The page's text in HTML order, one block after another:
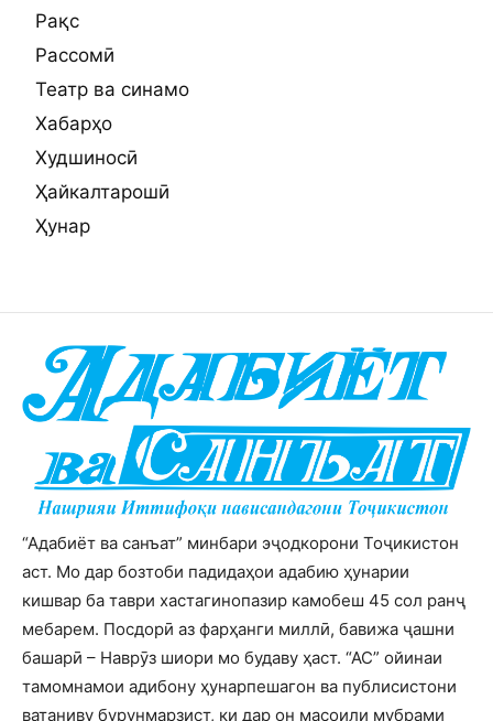
Рақс
Рассомӣ
Театр ва синамо
Хабарҳо
Худшиносӣ
Ҳайкалтарошӣ
Ҳунар
“Адабиёт ва санъат” минбари эҷодкорони Тоҷикистон
аст. Мо дар бозтоби падидаҳои адабию ҳунарии
кишвар ба таври хастагинопазир камобеш 45 сол ранҷ
мебарем. Посдорӣ аз фарҳанги миллӣ, бавижа ҷашни
башарӣ – Наврӯз шиори мо будаву ҳаст. “АС” ойинаи
тамомнамои адибону ҳунарпешагон ва публисистони
ватаниву бурунмарзист, ки дар он масоили мубрами